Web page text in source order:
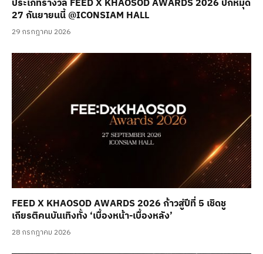
ประเภทรางวัล FEED X KHAOSOD AWARDS 2026 ปักหมุด
27 กันยายนนี้ @ICONSIAM HALL
29 กรกฎาคม 2026
FEED X KHAOSOD AWARDS 2026 ก้าวสู่ปีที่ 5 เชิดชู
เกียรติคนบันเทิงทั้ง ‘เบื้องหน้า-เบื้องหลัง’
28 กรกฎาคม 2026